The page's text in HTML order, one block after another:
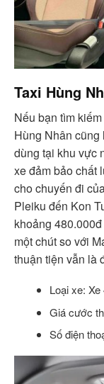
Taxi Hùng
Nếu bạn tìm
Hùng Nhân
dùng tại khu vực
xe đảm bảo chất
cho chuyến đi
Pleiku đến Kon
khoảng
một chút so với
thuận tiện vẫn là
Loại xe:
Giá cước
Số điện